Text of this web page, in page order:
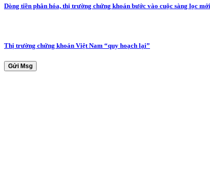
Dòng tiền phân hóa, thị trường chứng khoán bước vào cuộc sàng lọc mới
Thị trường chứng khoán Việt Nam “quy hoạch lại”
Gửi Msg